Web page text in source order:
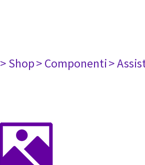
> Shop> Componenti>